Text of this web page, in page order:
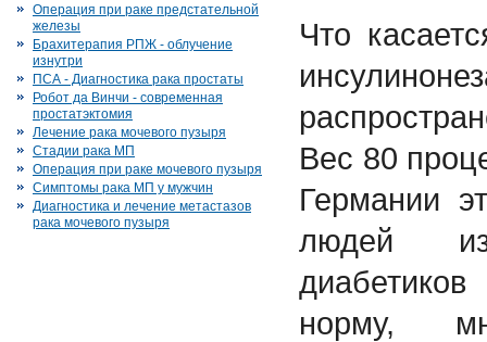
Операция при раке предстательной
железы
Брахитерапия РПЖ - облучение
изнутри
ПСА - Диагностика рака простаты
Робот да Винчи - современная
простатэктомия
Лечение рака мочевого пузыря
Стадии рака МП
Операция при раке мочевого пузыря
Симптомы рака МП у мужчин
Диагностика и лечение метастазов
рака мочевого пузыря
Что
Вес 80
Германии
людей
норму,